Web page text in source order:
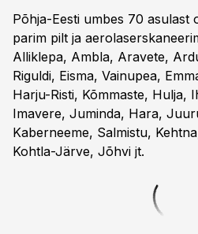
Põhja-Eesti umbes 70 asulast
parim pilt ja
Alliklepa, Ambla, Aravete,
Riguldi, Eisma, Vainupea,
Harju-Risti, Kõmmaste, Hulja,
Imavere, Juminda, Hara,
Kaberneeme, Salmistu,
Kohtla-Järve, Jõhvi jt.